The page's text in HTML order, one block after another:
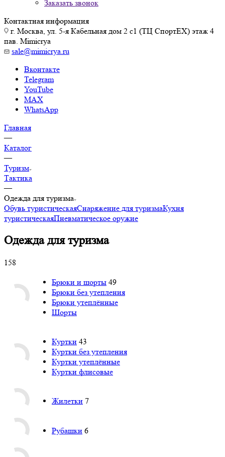
Заказать звонок
Контактная информация
г. Москва, ул. 5-я Кабельная дом 2 с1 (ТЦ СпортEX) этаж 4
пав. Mimicrya
sale@mimicrya.ru
Вконтакте
Telegram
YouTube
MAX
WhatsApp
Главная
—
Каталог
—
Туризм
Тактика
—
Одежда для туризма
Обувь туристическаяСнаряжение для туризмаКухня
туристическаяПневматическое оружие
Одежда для туризма
158
Брюки и шорты 49
Брюки без утепления
Брюки утеплённые
Шорты
Куртки 43
Куртки без утепления
Куртки утеплённые
Куртки флисовые
Жилетки 7
Рубашки 6